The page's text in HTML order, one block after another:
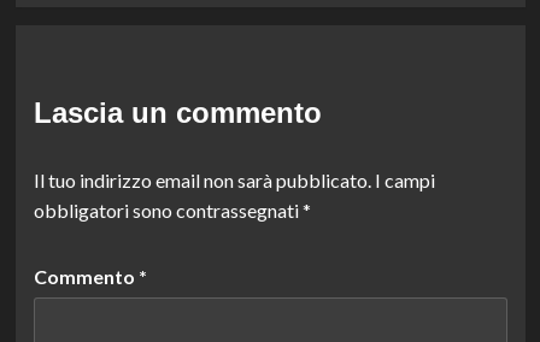
Lascia un commento
Il tuo indirizzo email non sarà pubblicato. I campi
obbligatori sono contrassegnati*
Commento *